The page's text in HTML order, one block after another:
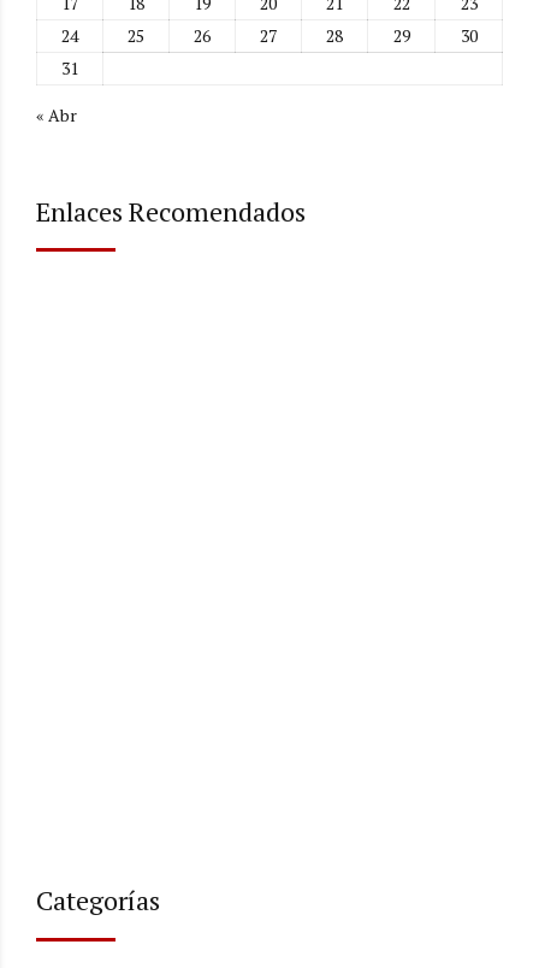
24
25 26 27 28 29
30
31
« Abr
Enlaces Recomendados
Categorías